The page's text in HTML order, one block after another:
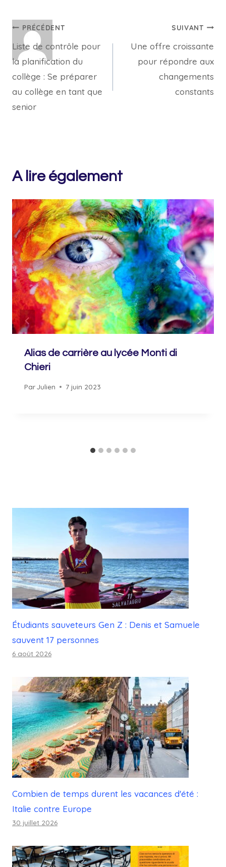
Navigation
de
l’article
PRÉCÉDENT
Liste de contrôle pour
la planification du
collège : Se préparer
au collège en tant que
senior
SUIVANT
Une offre croissante
pour répondre aux
changements
constants
A lire également
Alias ​​de carrière au lycée Monti di
Chieri
ParJulien 7 juin 2023
Étudiants sauveteurs Gen Z : Denis et Samuele
sauvent 17 personnes
6 août 2026
Combien de temps durent les vacances d'été :
Italie contre Europe
30 juillet 2026